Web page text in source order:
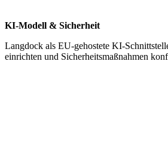
KI-Modell & Sicherheit
Langdock als EU-gehostete KI-
einrichten und Sicherheitsmaßnahmen